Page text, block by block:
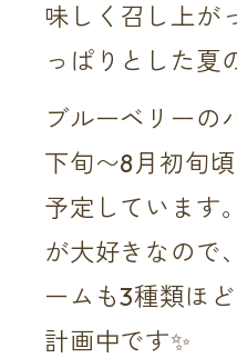
味しく召し上が
っぱりとした夏
ブルーベリーの
下旬〜8月初旬
予定しています
が大好きなので
ームも3種類ほ
計画中です✨